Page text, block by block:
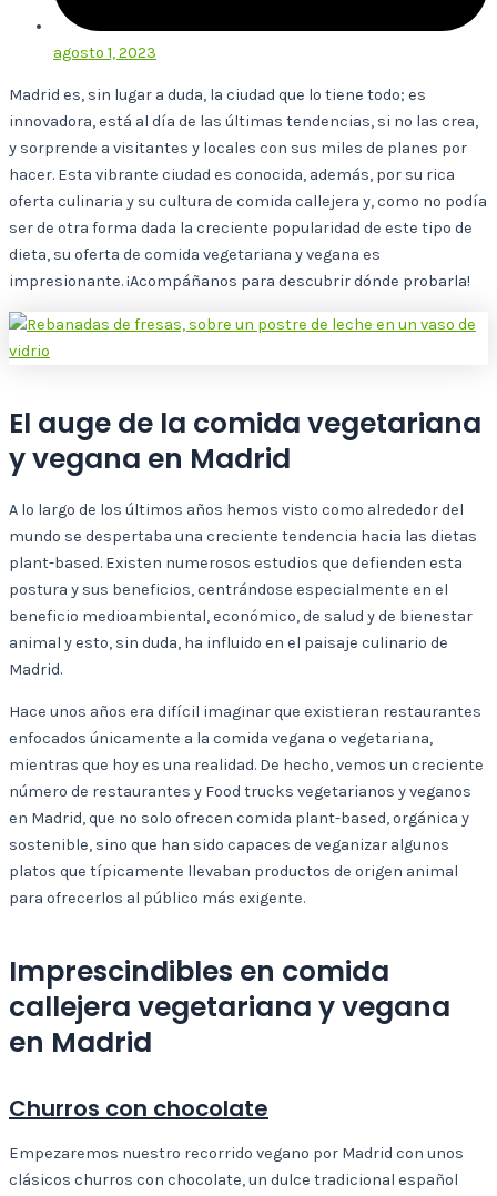
agosto 1, 2023
Madrid es, sin lugar a duda, la ciudad que lo tiene todo; es
innovadora, está al día de las últimas tendencias, si no las crea,
y sorprende a visitantes y locales con sus miles de planes por
hacer. Esta vibrante ciudad es conocida, además, por su rica
oferta culinaria y su cultura de comida callejera y, como no podía
ser de otra forma dada la creciente popularidad de este tipo de
dieta, su oferta de comida vegetariana y vegana es
impresionante. ¡Acompáñanos para descubrir dónde probarla!
El auge de la comida vegetariana
y vegana en Madrid
A lo largo de los últimos años hemos visto como alrededor del
mundo se despertaba una creciente tendencia hacia las dietas
plant-based. Existen numerosos estudios que defienden esta
postura y sus beneficios, centrándose especialmente en el
beneficio medioambiental, económico, de salud y de bienestar
animal y esto, sin duda, ha influido en el paisaje culinario de
Madrid.
Hace unos años era difícil imaginar que existieran restaurantes
enfocados únicamente a la comida vegana o vegetariana,
mientras que hoy es una realidad. De hecho, vemos un creciente
número de restaurantes y Food trucks vegetarianos y veganos
en Madrid, que no solo ofrecen comida plant-based, orgánica y
sostenible, sino que han sido capaces de veganizar algunos
platos que típicamente llevaban productos de origen animal
para ofrecerlos al público más exigente.
Imprescindibles en comida
callejera vegetariana y vegana
en Madrid
Churros con chocolate
Empezaremos nuestro recorrido vegano por Madrid con unos
clásicos churros con chocolate, un dulce tradicional español